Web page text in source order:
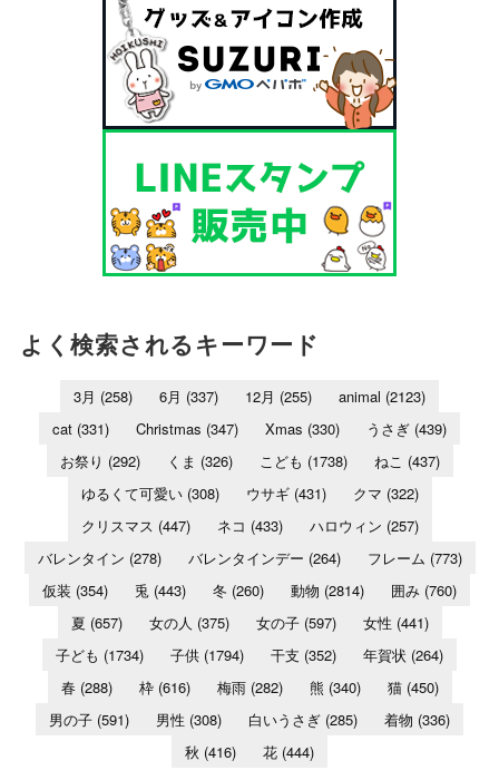
よく検索されるキーワード
3月 (258) 6月 (337) 12月 (255) animal (2123)
cat (331) Christmas (347) Xmas (330) うさぎ (439)
お祭り (292) くま (326) こども (1738) ねこ (437)
ゆるくて可愛い(308) ウサギ(431) クマ (322)
クリスマス (447) ネコ (433) ハロウィン (257)
バレンタイン (278) バレンタインデー (264) フレーム (773)
仮装 (354) 兎 (443) 冬 (260) 動物 (2814) 囲み (760)
夏 (657) 女の人 (375) 女の子(597) 女性 (441)
子ども (1734) 子供 (1794) 干支 (352) 年賀状 (264)
春(288) 枠(616) 梅雨(282) 熊 (340) 猫(450)
男の子 (591) 男性 (308) 白いうさぎ (285) 着物 (336)
秋 (416) 花 (444)